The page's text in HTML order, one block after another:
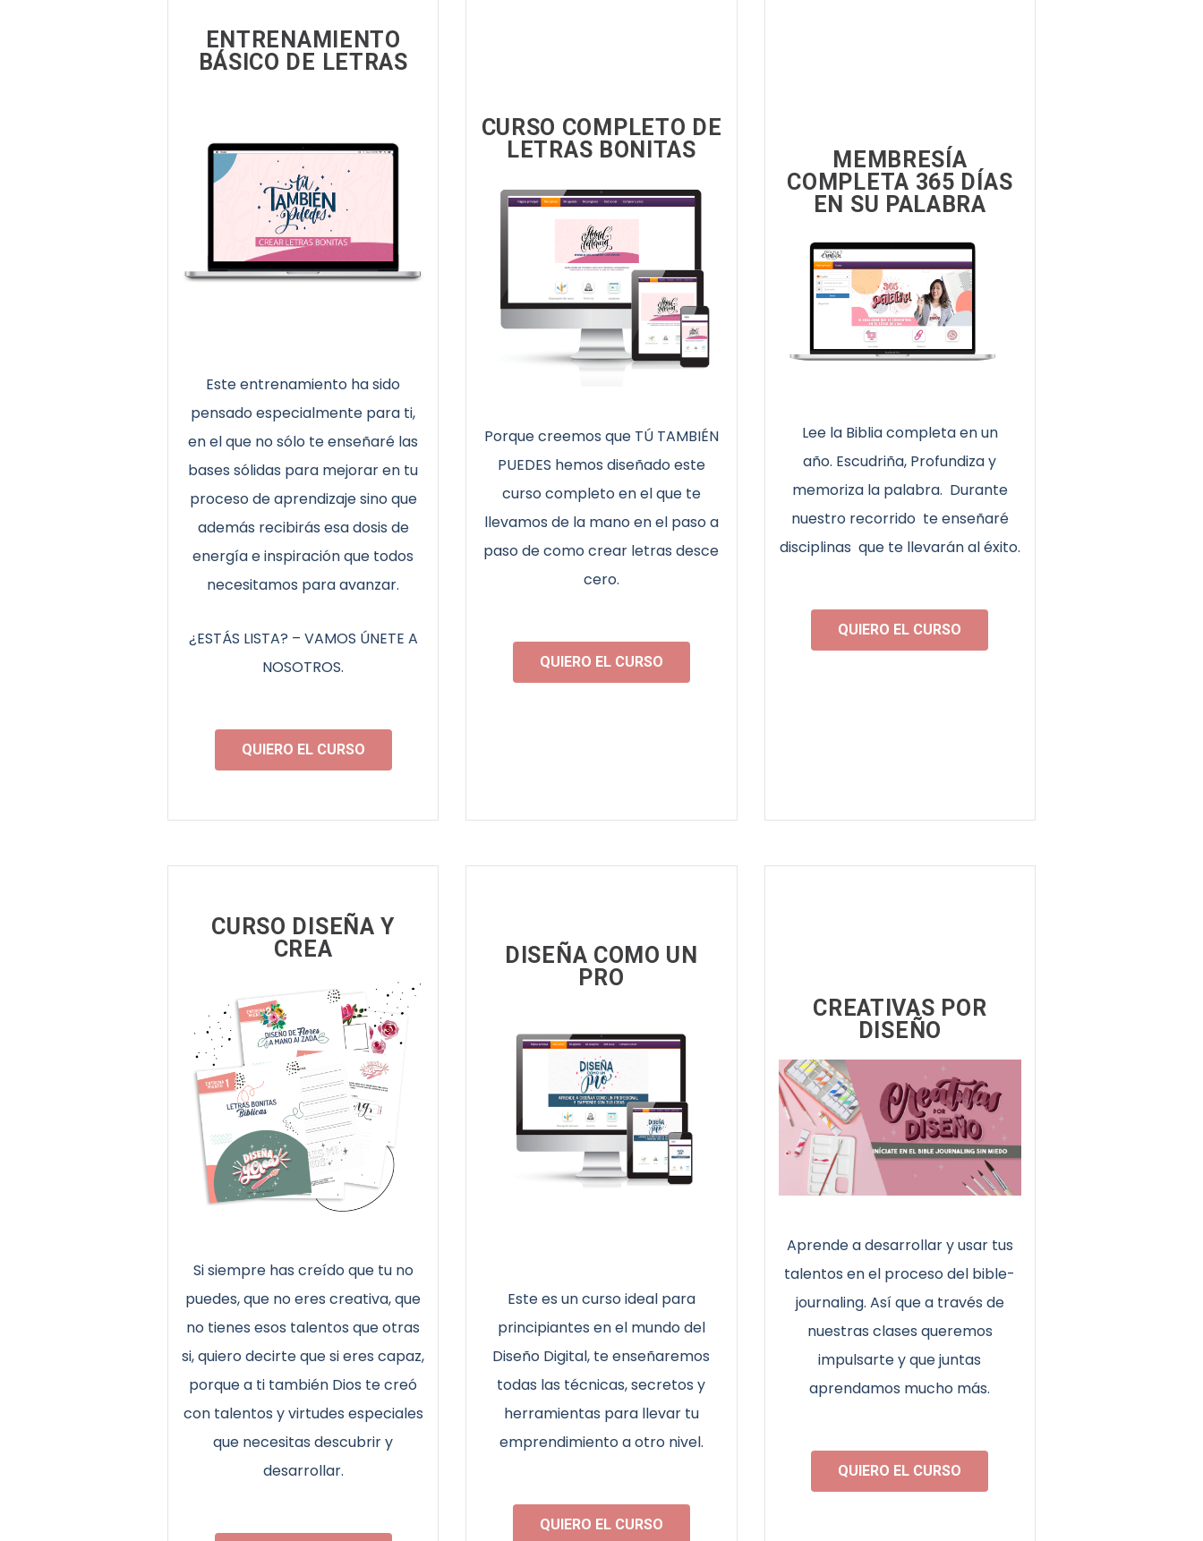
ENTRENAMIENTO
BÁSICO DE LETRAS
Este entrenamiento ha sido
pensado especialmente para ti,
en el que no sólo te enseñaré las
bases sólidas para mejorar en tu
proceso de aprendizaje sino que
además recibirás esa dosis de
energía e inspiración que todos
necesitamos para avanzar.
¿ESTÁS LISTA? – VAMOS ÚNETE A
NOSOTROS.
QUIERO EL CURSO
CURSO COMPLETO DE
LETRAS BONITAS
Porque creemos que TÚ TAMBIÉN
PUEDES hemos diseñado este
curso completo en el que te
llevamos de la mano en el paso a
paso de como crear letras desce
cero.
QUIERO EL CURSO
MEMBRESÍA
COMPLETA 365 DÍAS
EN SU PALABRA
Lee la Biblia completa en un
año. Escudriña, Profundiza y
memoriza la palabra. Durante
nuestro recorrido te enseñaré
disciplinas que te llevarán al éxito.
QUIERO EL CURSO
CURSO DISEÑA Y
CREA
Si siempre has creído que tu no
puedes, que no eres creativa, que
no tienes esos talentos que otras
si, quiero decirte que si eres capaz,
porque a ti también Dios te creó
con talentos y virtudes especiales
que necesitas descubrir y
desarrollar.
DISEÑA COMO UN
PRO
Este es un curso ideal para
principiantes en el mundo del
Diseño Digital, te enseñaremos
todas las técnicas, secretos y
herramientas para llevar tu
emprendimiento a otro nivel.
QUIERO EL CURSO
CREATIVAS POR
DISEÑO
Aprende a desarrollar y usar tus
talentos en el proceso del bible-
journaling. Así que a través de
nuestras clases queremos
impulsarte y que juntas
aprendamos mucho más.
QUIERO EL CURSO